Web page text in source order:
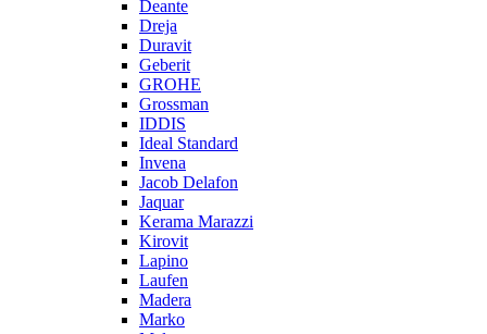
Deante
Dreja
Duravit
Geberit
GROHE
Grossman
IDDIS
Ideal Standard
Invena
Jacob Delafon
Jaquar
Kerama Marazzi
Kirovit
Lapino
Laufen
Madera
Marko